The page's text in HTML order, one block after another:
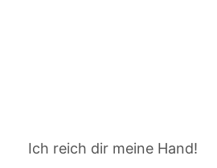
Ich reich dir meine Hand!